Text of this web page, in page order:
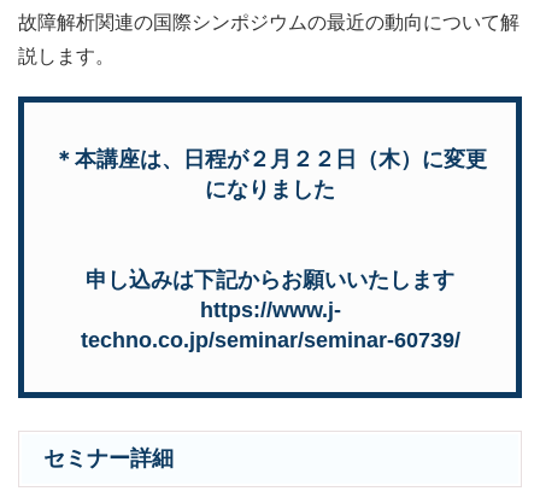
故障解析関連の国際シンポジウムの最近の動向について解
説します。
＊本講座は、日程が２月２２日（木）に変更
になりました
申し込みは下記からお願いいたします
https://www.j-
techno.co.jp/seminar/seminar-60739/
セミナー詳細